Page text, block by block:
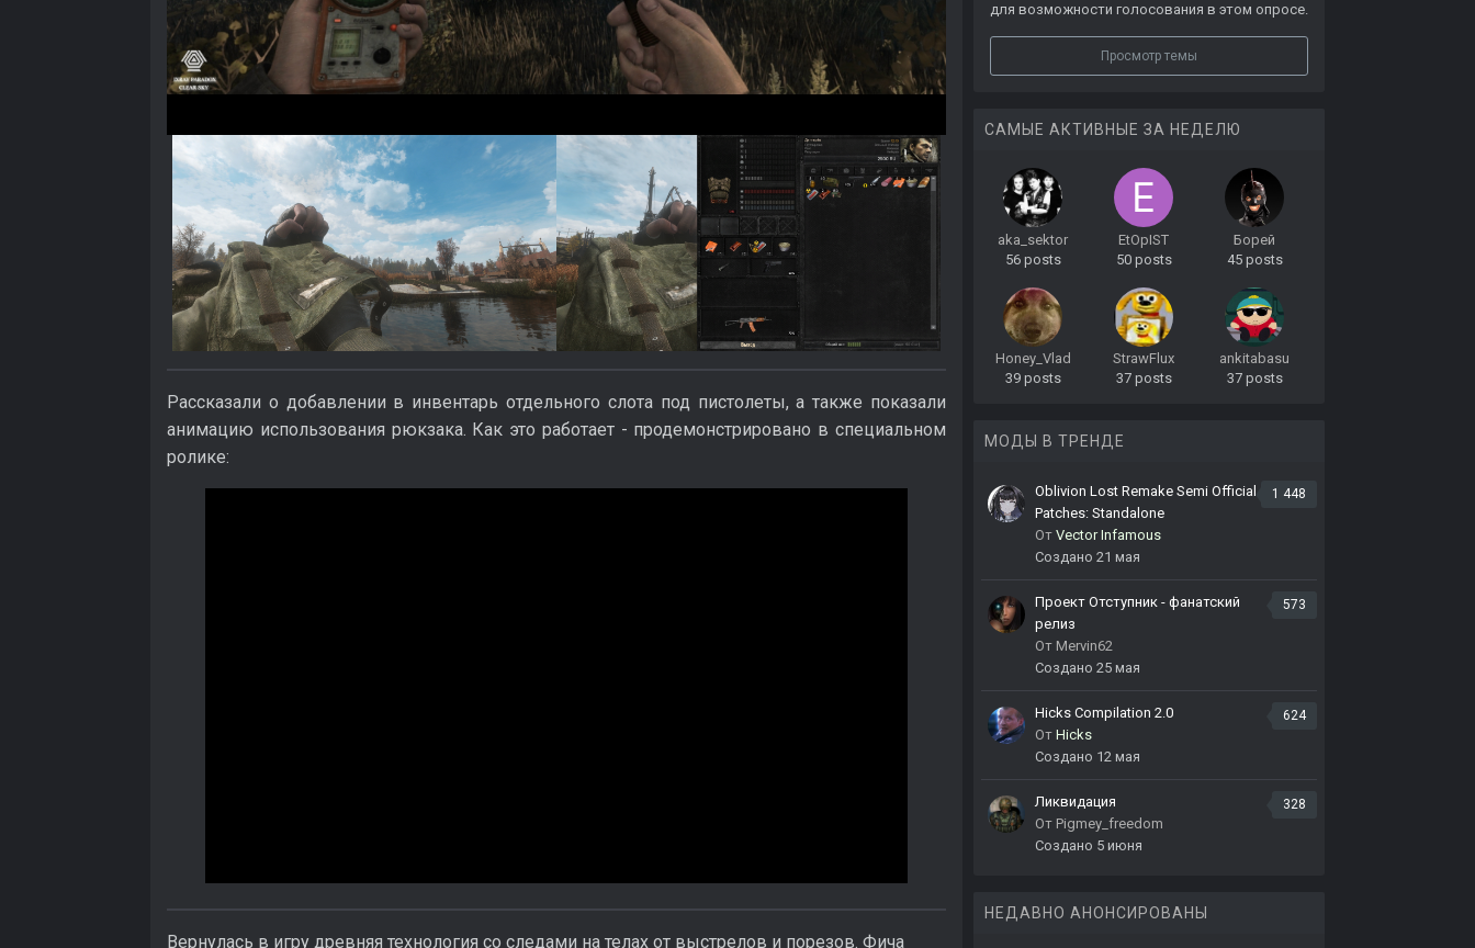
Рассказали о добавлении в инвентарь отдельного слота под пистолеты, а также показали
анимацию использования рюкзака. Как это работает - продемонстрировано в специальном
ролике:
Вернулась в игру древняя технология со следами на телах от выстрелов и порезов. Фича
для возможности голосования в этом опросе.
Просмотр темы
САМЫЕ АКТИВНЫЕ ЗА НЕДЕЛЮ
aka_sektor
56 posts
EtOpIST
50 posts
Борей
45 posts
Honey_Vlad
39 posts
StrawFlux
37 posts
ankitabasu
37 posts
МОДЫ В ТРЕНДЕ
1 448
Oblivion Lost Remake Semi Official
Patches: Standalone
От Vector Infamous
Создано 21 мая
573
Проект Отступник - фанатский
релиз
От Mervin62
Создано 25 мая
624
Hicks Compilation 2.0
От Hicks
Создано 12 мая
328
Ликвидация
От Pigmey_freedom
Создано 5 июня
НЕДАВНО АНОНСИРОВАНЫ